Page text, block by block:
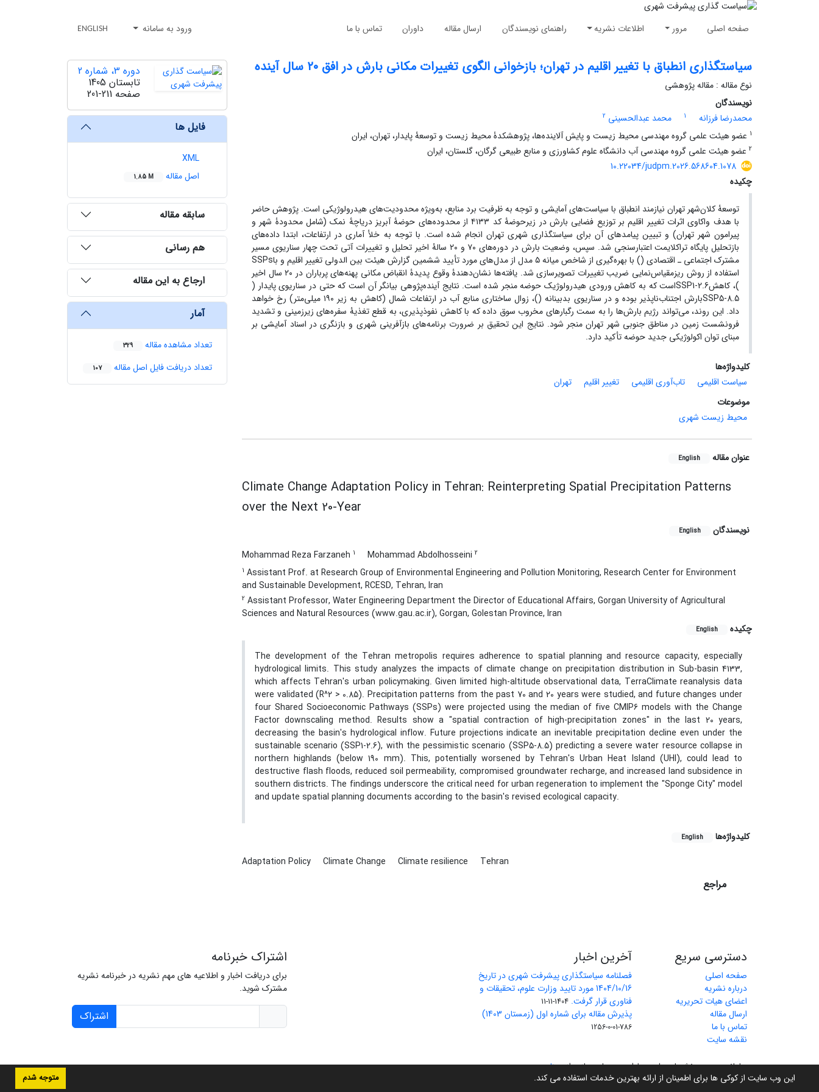
این وب سایت از کوکی ها برای اطمینان از ارائه بهترین خدمات استفاده می کند. متوجه شدم
صفحه اصلی مرور اطلاعات نشریه راهنمای نویسندگان ارسال مقاله داوران تماس با ما ورود به سامانه ENGLISH
سیاستگذاری انطباق با تغییر اقلیم در تهران؛ بازخوانی الگوی تغییرات مکانی بارش در افق ۲۰ سال آینده
نوع مقاله : مقاله پژوهشی
نویسندگان
محمدرضا فرزانه
1 محمد عبدالحسینی 2
1 عضو هیئت علمی گروه مهندسی محیط زیست و پایش آلاینده‌ها، پژوهشکدۀ محیط زیست و توسعۀ پایدار، تهران، ایران
2 عضو هیئت علمی گروه مهندسی آب دانشگاه علوم کشاورزی و منابع طبیعی گرگان، گلستان، ایران
10.22034/judpm.2026.568604.1078
چکیده
توسعۀ کلان‌شهر تهران نیازمند انطباق با سیاست‌های آمایشی و توجه به ظرفیت برد منابع، به‌ویژه محدودیت‌های هیدرولوژیکی است. پژوهش حاضر
با هدف واکاوی اثرات تغییر اقلیم بر توزیع فضایی بارش در زیرحوضۀ کد ۴۱۳۳ از محدوده‌های حوضۀ آبریز دریاچۀ نمک (شامل محدودۀ شهر و
پیرامون شهر تهران) و تبیین پیامدهای آن برای سیاستگذاری شهری تهران انجام شده است. با توجه به خلأ آماری در ارتفاعات، ابتدا داده‌های
بازتحلیل پایگاه تراکلایمت اعتبارسنجی شد. سپس، وضعیت بارش در دوره‌های ۷۰ و ۲۰ سالۀ اخیر تحلیل و تغییرات آتی تحت چهار سناریوی مسیر
مشترک اجتماعی ـ اقتصادی (
SSPs) با بهره‌گیری از شاخص میانه ۵ مدل از مدل‌های مورد تأیید ششمین گزارش هیئت بین الدولی تغییر اقلیم و با
استفاده از روش ریز‌مقیاس‌نمایی ضریب تغییرات تصویرسازی شد. یافته‌ها نشان‌دهندۀ وقوع پدیدۀ انقباض مکانی پهنه‌های پرباران در ۲۰ سال اخیر
است که به کاهش ورودی هیدرولوژیک حوضه منجر شده است. نتایج آینده‌پژوهی بیانگر آن است که حتی در سناریوی پایدار (SSP1-2.6)، کاهش
بارش اجتناب‌ناپذیر بوده و در سناریوی بدبینانه (SSP5-8.5
)، زوال ساختاری منابع آب در ارتفاعات شمال (کاهش به زیر ۱۹۰ میلی‌متر) رخ خواهد
داد. این روند، می‌تواند رژیم بارش‌ها را به سمت رگبارهای مخروب سوق داده که با کاهش نفوذپذیری، ‌به قطع تغذیۀ سفره‌های زیرزمینی و تشدید
فرونشست زمین در مناطق جنوبی شهر تهران منجر ‌شود. نتایج این تحقیق بر ضرورت برنامه‌های بازآفرینی شهری و بازنگری در اسناد آمایشی بر
مبنای توان اکولوژیکی جدید حوضه تأکید دارد.
کلیدواژه‌ها
سیاست اقلیمی‌
تاب‌آوری اقلیمی تغییر اقلیم
تهران
موضوعات
محیط زیست شهری
عنوان مقاله English
Climate Change Adaptation Policy in Tehran: Reinterpreting Spatial Precipitation Patterns
over the Next 20-Year
نویسندگان English
Mohammad Reza Farzaneh 1 Mohammad Abdolhosseini 2
1 Assistant Prof. at Research Group of Environmental Engineering and Pollution Monitoring, Research Center for Environment
and Sustainable Development, RCESD, Tehran, Iran
2 Assistant Professor, Water Engineering Department the Director of Educational Affairs, Gorgan University of Agricultural
Sciences and Natural Resources (www.gau.ac.ir), Gorgan, Golestan Province, Iran
چکیده
English
The development of the Tehran metropolis requires adherence to spatial planning and resource capacity, especially
hydrological limits. This study analyzes the impacts of climate change on precipitation distribution in Sub-basin 4133,
which affects Tehran's urban policymaking. Given limited high-altitude observational data, TerraClimate reanalysis data
were validated (R^2 > 0.85). Precipitation patterns from the past 70 and 20 years were studied, and future changes under
four Shared Socioeconomic Pathways (SSPs) were projected using the median of five CMIP6 models with the Change
Factor downscaling method. Results show a "spatial contraction of high-precipitation zones" in the last 20 years,
decreasing the basin's hydrological inflow. Future projections indicate an inevitable precipitation decline even under the
sustainable scenario (SSP1-2.6), with the pessimistic scenario (SSP5-8.5) predicting a severe water resource collapse in
northern highlands (below 190 mm). This, potentially worsened by Tehran's Urban Heat Island (UHI), could lead to
destructive flash floods, reduced soil permeability, compromised groundwater recharge, and increased land subsidence in
southern districts. The findings underscore the critical need for urban regeneration to implement the "Sponge City" model
and update spatial planning documents according to the basin's revised ecological capacity.
کلیدواژه‌ها English
Adaptation Policy Climate Change Climate resilience Tehran
مراجع
دوره 3، شماره 2
تابستان 1405
صفحه201-211
فایل ها
XML
اصل مقاله
1.85 M
سابقه مقاله
هم رسانی
ارجاع به این مقاله
آمار
تعداد مشاهده مقاله 329
تعداد دریافت فایل اصل مقاله 107
دسترسی سریع
صفحه اصلی
درباره نشریه
اعضای هیات تحریریه
ارسال مقاله
تماس با ما
نقشه سایت
آخرین اخبار
فصلنامه سیاستگذاری پیشرفت شهری در تاریخ
1404/10/16 مورد تایید وزارت علوم، تحقیقات و
فناوری قرار گرفت. 1404-11-11
پذیرش مقاله برای شماره اول (زمستان 1403)
786-01-0-1256
اشتراک خبرنامه
برای دریافت اخبار و اطلاعیه های مهم نشریه در خبرنامه نشریه
مشترک شوید.
اشتراک
سامانه مدیریت نشریات علمی.طراحی و پیاده سازی ازسیناوب